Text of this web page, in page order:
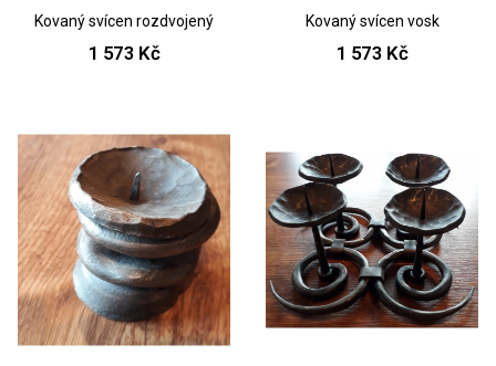
Kovaný svícen rozdvojený
1 573 Kč
Kovaný svícen vosk
1 573 Kč